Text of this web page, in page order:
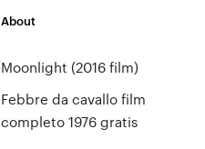
About
Moonlight (2016 film)
Febbre da cavallo film
completo 1976 gratis